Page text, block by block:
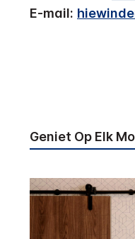
E-mail:
Geniet Op Elk